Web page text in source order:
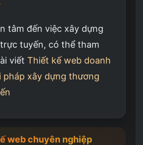
tâm đến việc xây dựng
tuyến, có thể tham
viết Thiết kế web doanh
pháp xây dựng thương
web chuyên nghiệp